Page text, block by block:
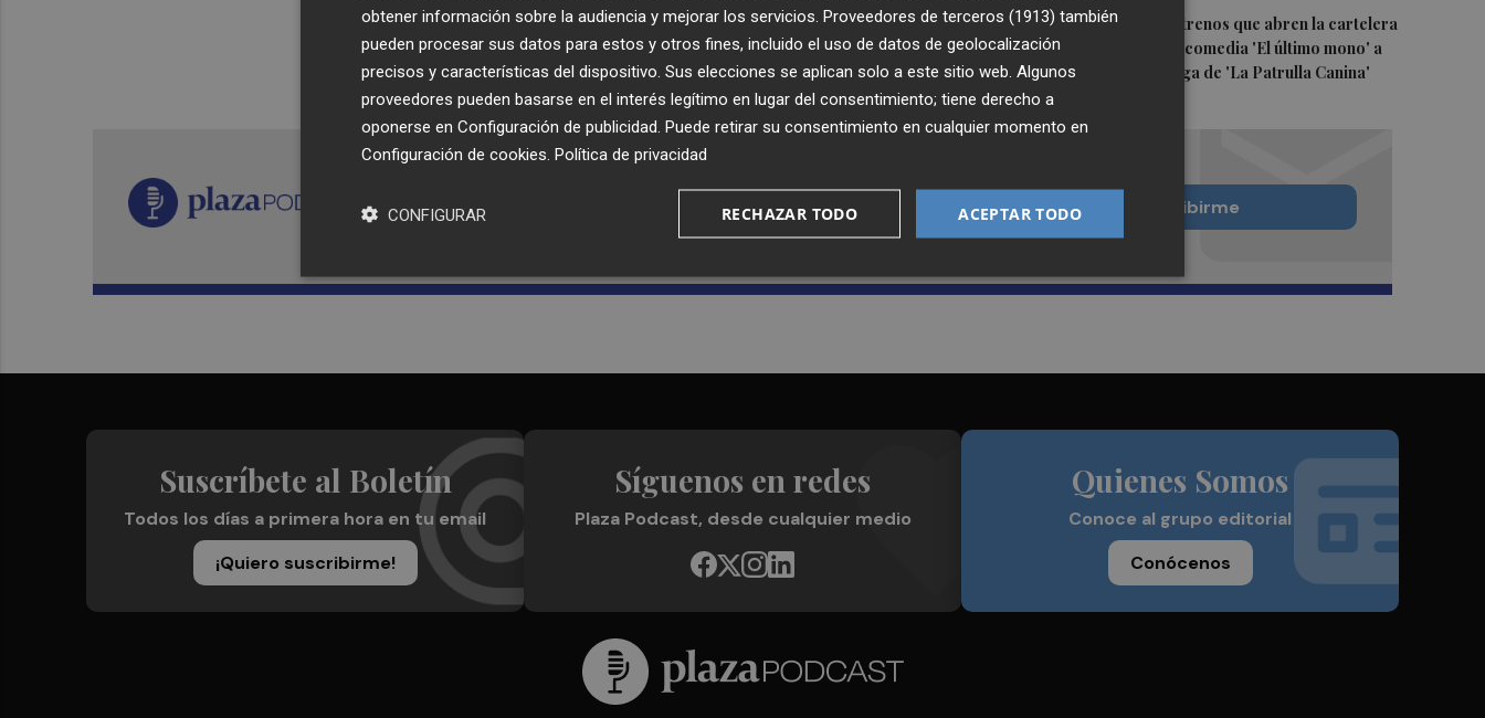
5Estos son los estrenos que abren la cartelera
en agosto: de la comedia 'El último mono' a
una nueva entrega de 'La Patrulla Canina'
Recibe toda la actualidad de
Plaza Podcast en tu correo
Quiero suscribirme
Suscríbete al Boletín
Todos los días a primera hora en tu email
¡Quiero suscribirme!
Síguenos en redes
Plaza Podcast, desde cualquier medio
Quienes Somos
Conoce al grupo editorial
Conócenos
obtener información sobre la audiencia y mejorar los servicios. Proveedores de terceros (1913) también
pueden procesar sus datos para estos y otros fines, incluido el uso de datos de geolocalización
precisos y características del dispositivo. Sus elecciones se aplican solo a este sitio web. Algunos
proveedores pueden basarse en el interés legítimo en lugar del consentimiento; tiene derecho a
oponerse en Configuración de publicidad . Puede retirar su consentimiento en cualquier momento en
Configuración de cookies Política de privacidad
ACEPTAR TODO
RECHAZAR TODO
CONFIGURAR